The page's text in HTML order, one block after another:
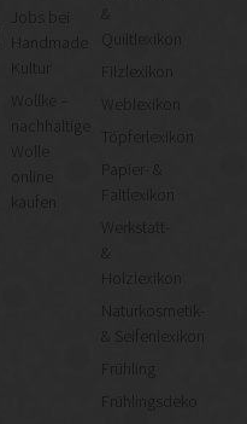
Kultur
Wollke –
nachhaltige
kaufen
&
Quiltlexikon
Filzlexikon
Weblexikon
Töpferlexikon
Papier- &
Faltlexikon
Werkstatt-
&
Holzlexikon
Naturkosmetik-
& Seifenlexikon
Frühling
Frühlingsdeko